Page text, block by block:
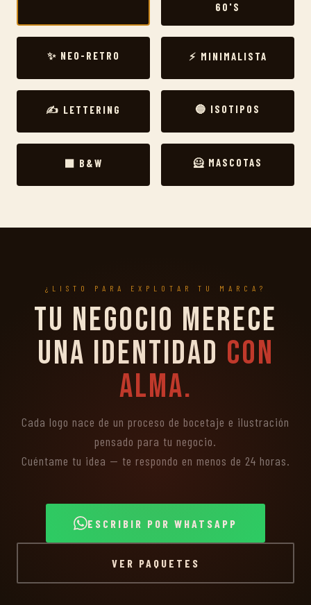
60'S
✨ NEO-RETRO ⚡ MINIMALISTA
✍️ LETTERING 🔵 ISOTIPOS
⬛ B&W 🦸 MASCOTAS
¿LISTO PARA EXPLOTAR TU MARCA?
Tu negocio merece
una identidad con
alma.
Cada logo nace de un proceso de bocetaje e ilustración
pensado para tu negocio.
Cuéntame tu idea — te respondo en menos de 24 horas.
ESCRIBIR POR WHATSAPP
VER PAQUETES